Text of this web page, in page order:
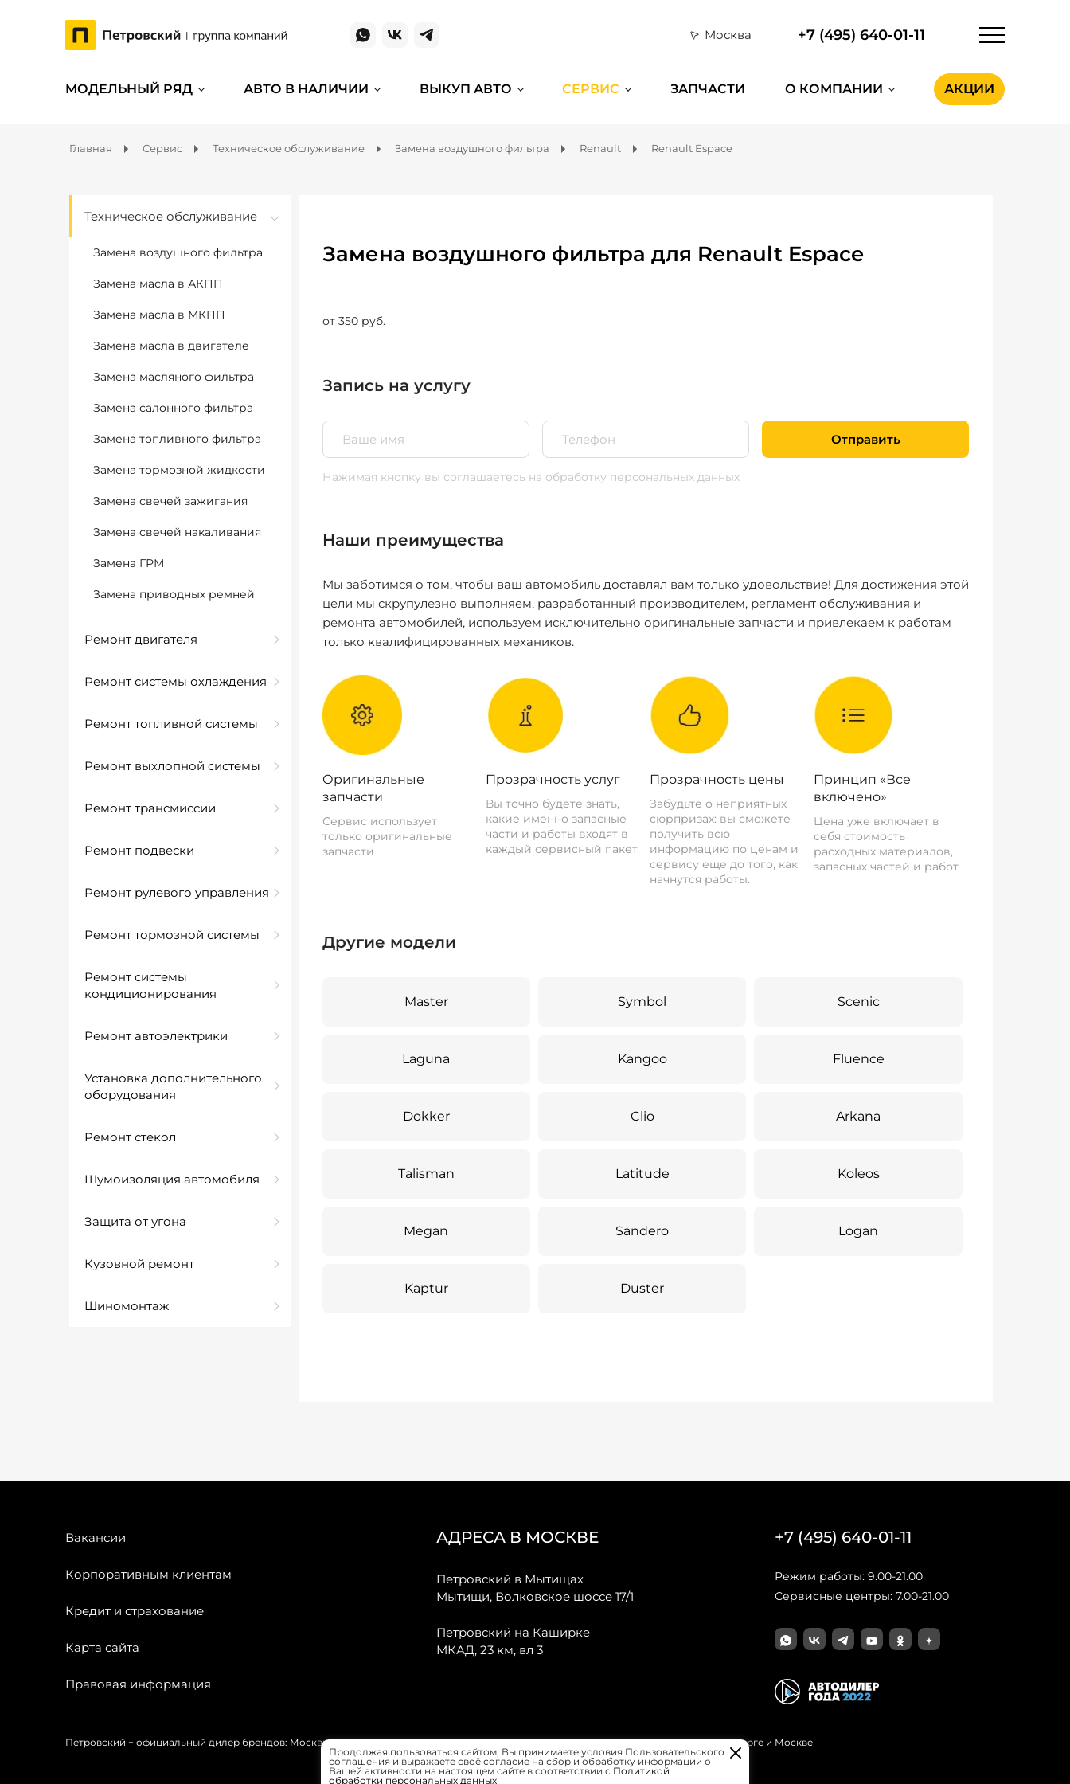
Москва +7 (495) 640-01-11
МОДЕЛЬНЫЙ РЯД АВТО В НАЛИЧИИ ВЫКУП АВТО СЕРВИС ЗАПЧАСТИ О КОМПАНИИ АКЦИИ
Главная Сервис Техническое обслуживание Замена воздушного фильтра Renault Renault Espace
Техническое обслуживание
Замена воздушного фильтра
Замена масла в АКПП
Замена масла в МКПП
Замена масла в двигателе
Замена масляного фильтра
Замена салонного фильтра
Замена топливного фильтра
Замена тормозной жидкости
Замена свечей зажигания
Замена свечей накаливания
Замена ГРМ
Замена приводных ремней
Ремонт двигателя
Ремонт системы охлаждения
Ремонт топливной системы
Ремонт выхлопной системы
Ремонт трансмиссии
Ремонт подвески
Ремонт рулевого управления
Ремонт тормозной системы
Ремонт системы
кондиционирования
Ремонт автоэлектрики
Установка дополнительного
оборудования
Ремонт стекол
Шумоизоляция автомобиля
Защита от угона
Кузовной ремонт
Шиномонтаж
Замена воздушного фильтра для Renault Espace
от 350 руб.
Запись на услугу
Отправить
Нажимая кнопку вы соглашаетесь на обработку персональных данных
Наши преимущества
Мы заботимся о том, чтобы ваш автомобиль доставлял вам только удовольствие! Для достижения этой
цели мы скрупулезно выполняем, разработанный производителем, регламент обслуживания и
ремонта автомобилей, используем исключительно оригинальные запчасти и привлекаем к работам
только квалифицированных механиков.
Оригинальные
запчасти
Сервис использует
только оригинальные
запчасти
Прозрачность услуг
Вы точно будете знать,
какие именно запасные
части и работы входят в
каждый сервисный пакет.
Прозрачность цены
Забудьте о неприятных
сюрпризах: вы сможете
получить всю
информацию по ценам и
сервису еще до того, как
начнутся работы.
Принцип «Все
включено»
Цена уже включает в
себя стоимость
расходных материалов,
запасных частей и работ.
Другие модели
Master Symbol Scenic
Laguna Kangoo Fluence
Dokker Clio Arkana
Talisman Latitude Koleos
Megan Sandero Logan
Kaptur Duster
Вакансии
Корпоративным клиентам
Кредит и страхование
Карта сайта
Правовая информация
АДРЕСА В МОСКВЕ
Петровский в Мытищах
Мытищи, Волковское шоссе 17/1
Петровский на Каширке
МКАД, 23 км, вл 3
+7 (495) 640-01-11
Режим работы: 9.00-21.00
Сервисные центры: 7.00-21.00
Петровский − официальный дилер брендов: Москвич, OMODA, JAECOO, GAC, Forthing, Citroёn, Peugeot, Opel и Renault в Санкт-Петербурге и Москве
Продолжая пользоваться сайтом, Вы принимаете условия Пользовательского
соглашения и выражаете своё согласие на сбор и обработку информации о
Вашей активности на настоящем сайте в соответствии с Политикой
обработки персональных данных